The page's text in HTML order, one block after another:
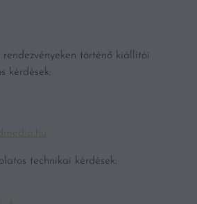
rendezvényeken történő kiállítói
kérdések:
technikai kérdések: